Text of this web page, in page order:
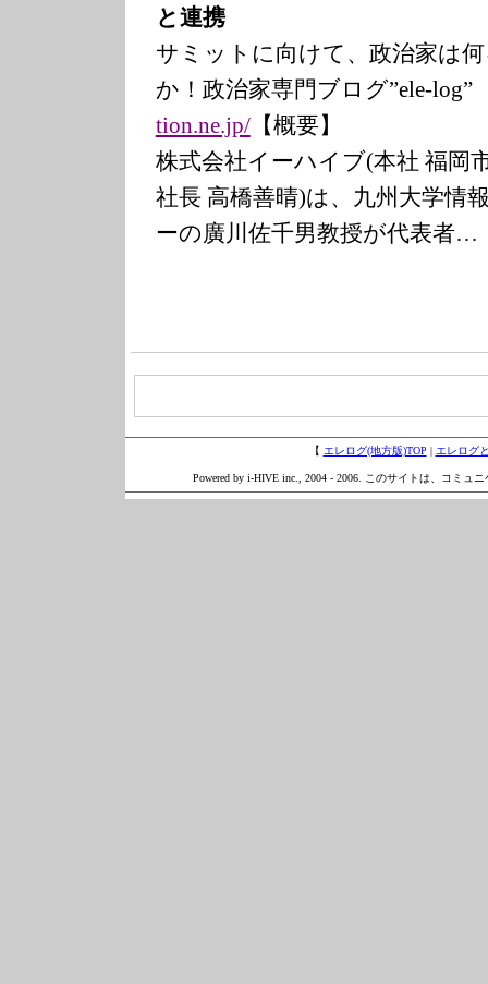
と連携
サミットに向けて、政治家は
か！政治家専門ブログ
tion.ne.jp/【概要】
株式会社イーハイブ(本社 福岡
社長 高橋善晴)は、九州大学情
ーの廣川佐千男教授が代表者…
【 エレログ(地方版)TOP | エレログ
Powered by i-HIVE inc., 2004 - 2006. このサイトは、コミュ